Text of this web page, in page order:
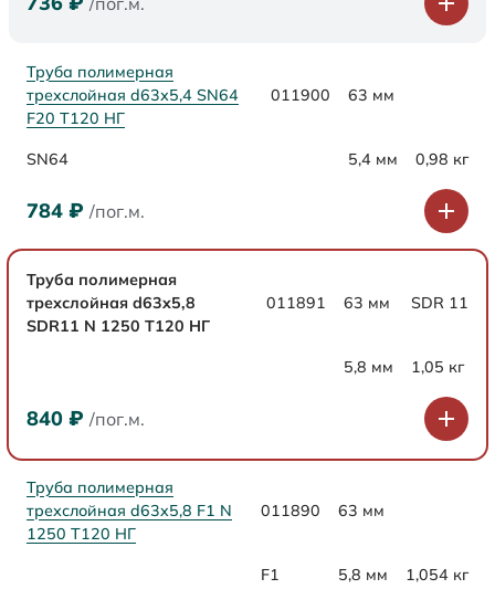
Труба полимерная
трехслойная d63х5,4 SN64
F20 Т120 НГ
011900 63 мм
SN64 5,4 мм 0,98 кг
784 ₽ /пог.м.
Труба полимерная
трехслойная d63x5,8
SDR11 N 1250 Т120 НГ
011891 63 мм SDR 11
5,8 мм 1,05 кг
840 ₽ /пог.м.
Труба полимерная
трехслойная d63x5,8 F1 N
1250 Т120 НГ
011890 63 мм
F1 5,8 мм 1,054 кг